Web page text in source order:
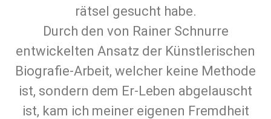
rätsel gesucht habe.
Durch den von Rainer Schnurre
entwickelten Ansatz der Künst­lerischen
Biografie-Arbeit, welcher keine Methode
ist, sondern dem Er-Leben abgelauscht
ist, kam ich meiner eigenen Fremd­heit